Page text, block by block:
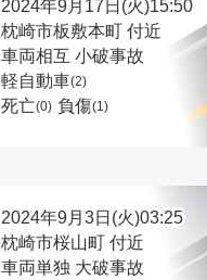
2024年9月17日(火)15:50
枕崎市板敷本町 付近
車両相互 小破事故
軽自動車(2)
死亡(0) 負傷(1)
2024年9月3日(火)03:25
枕崎市桜山町 付近
車両単独 大破事故